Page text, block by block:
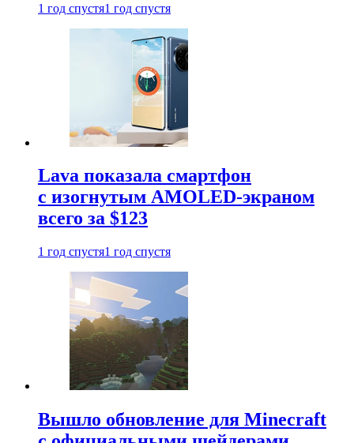
1 год спустя1 год спустя
Lava показала смартфон
с изогнутым AMOLED-экраном
всего за $123
1 год спустя1 год спустя
Вышло обновление для Minecraft